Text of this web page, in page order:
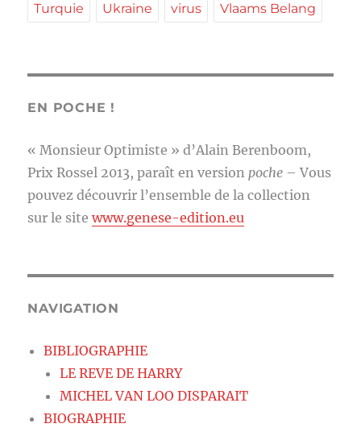
Turquie Ukraine virus Vlaams Belang
EN POCHE !
« Monsieur Optimiste » d’Alain Berenboom,
Prix Rossel 2013, paraît en version poche – Vous
pouvez découvrir l’ensemble de la collection
sur le sitewww.genese-edition.eu
NAVIGATION
BIBLIOGRAPHIE
LE REVE DE HARRY
MICHEL VAN LOO DISPARAIT
BIOGRAPHIE